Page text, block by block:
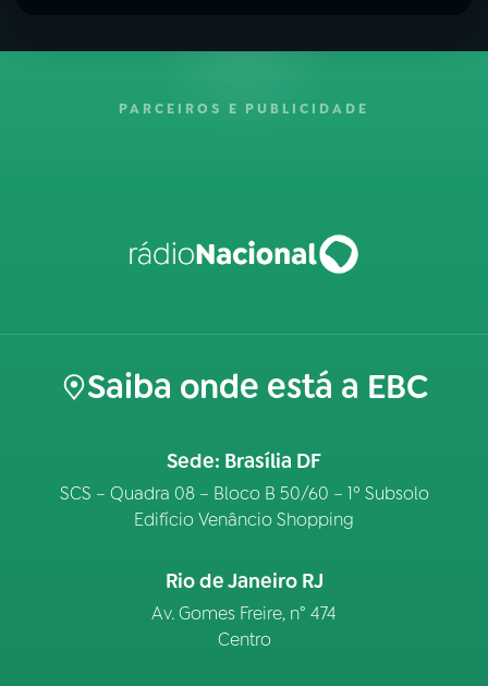
PARCEIROS E PUBLICIDADE
Saiba onde está a EBC
Sede: Brasília DF
SCS – Quadra 08 – Bloco B 50/60 – 1º Subsolo
Edifício Venâncio Shopping
Rio de Janeiro RJ
Av. Gomes Freire, n° 474
Centro